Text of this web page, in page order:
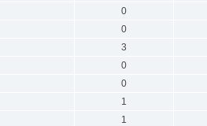
0
0
3
0
0
1
1